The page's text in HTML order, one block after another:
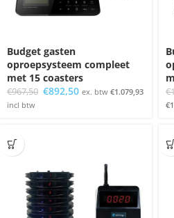
Budget gasten
oproepsysteem compleet
met 15 coasters
€967,50 Oorspronkelijke
€892,50Huidige
ex. btw €1.079,93
incl btw
€
€